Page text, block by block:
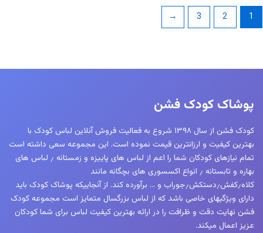
مختلفی
می
در
محصول
انتخاب
شوند
محصول
انتخاب
شوند
1
2
3
←
پوشاک کودک فشن
کودک فشن از سال ۱۳۹۸ شروع به فعالیت فروش آنلاین لباس کودک با
بهترین کیفیت و ارزانترین قیمت نموده است. این مجموعه سعی داشته است
تمام نیازهای کودکان شما را اعم از لباس های پاییزه و زمستانه ٫ لباس های
بهاره و تابستانه ٫ انواع اکسسوری های بچگانه مانند
کلاه٫کفش٫دستکش٫جوراب و … برآورده کند. از آنجاییکه پوشاک کودک باید
دارای ویژگیهای خاصی باشد که از لباس بزرگسال متمایز است مجموعه کودک
فشن نهایت دقت و ظرافت را در ارائه بهترین کیفیت لباس برای شما کودکان
عزیز اعمال میکند.